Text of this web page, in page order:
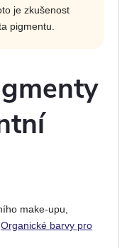
je zkušenost
pigmentu.
make-upu,
Organické barvy pro